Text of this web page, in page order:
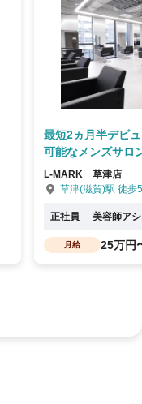
最短2ヵ月半デビ
可能なメンズサ
L-MARK 草津店
草津(滋賀)駅 徒歩
正社員 美容師ア
月給 25万円